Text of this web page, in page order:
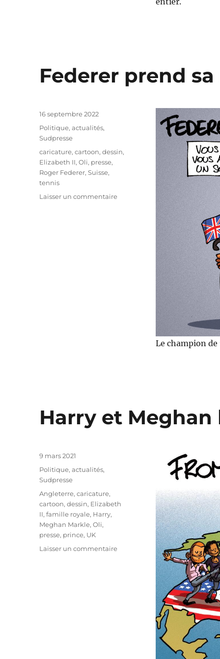
Federer prend
Le champion
Publié
le
16 septembre 2022
Catégories
Politique, actualités,
Sudpresse
Étiquettes
caricature,cartoon,dessin,
Elizabeth II,Oli, presse,
Roger Federer,Suisse,
tennis
Laisser un commentairesur
Harry et
Publié
9 mars 2021
Catégories
Politique, actualités,
Sudpresse
Étiquettes
Angleterre,caricature,
cartoon,dessin, Elizabeth
II,famille royale, Harry,
Meghan Markle,Oli,
presse, prince, UK
Laisser un commentairesur